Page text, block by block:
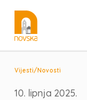
Vijesti/Novosti
10. lipnja 2025.